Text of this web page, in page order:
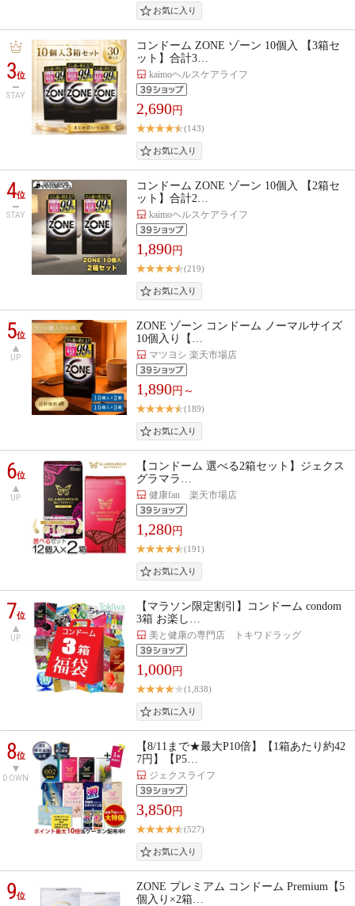
3位
STAY
コンドーム ZONE ゾーン 10個入 【3箱セ
ット】合計3…
kaimoヘルスケアライフ
2,690円
(143)
4位
STAY
コンドーム ZONE ゾーン 10個入 【2箱セ
ット】合計2…
kaimoヘルスケアライフ
1,890円
(219)
5位
UP
ZONE ゾーン コンドーム ノーマルサイズ
10個入り【…
マツヨシ 楽天市場店
1,890円～
(189)
6位
UP
【コンドーム 選べる2箱セット】ジェクス
グラマラ…
健康fan 楽天市場店
1,280円
(191)
7位
UP
【マラソン限定割引】コンドーム condom
3箱 お楽し…
美と健康の専門店 トキワドラッグ
1,000円
(1,838)
8位
DOWN
【8/11まで★最大P10倍】【1箱あたり約42
7円】【P5…
ジェクスライフ
3,850円
(527)
9位
ZONE プレミアム コンドーム Premium【5
個入り×2箱…